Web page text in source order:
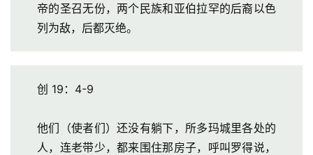
登录 注册
帝的圣召无份，两个民族和亚伯拉罕的后裔以色
列为敌，后都灭绝。
创 19：4-9
他们（使者们）还没有躺下，所多玛城里各处的
人，连老带少，都来围住那房子，呼叫罗得说，